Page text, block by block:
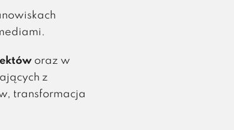
oraz w
z
transformacja